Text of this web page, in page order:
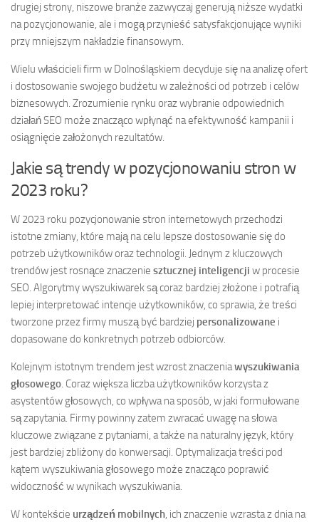
drugiej strony, niszowe branże zazwyczaj generują niższe wydatki
na pozycjonowanie, ale i mogą przynieść satysfakcjonujące wyniki
przy mniejszym nakładzie finansowym.
Wielu właścicieli firm w Dolnośląskiem decyduje się na analizę ofert
i dostosowanie swojego budżetu w zależności od potrzeb i celów
biznesowych. Zrozumienie rynku oraz wybranie odpowiednich
działań SEO może znacząco wpłynąć na efektywność kampanii i
osiągnięcie założonych rezultatów.
Jakie są trendy w pozycjonowaniu stron w
2023 roku?
W 2023 roku pozycjonowanie stron internetowych przechodzi
istotne zmiany, które mają na celu lepsze dostosowanie się do
potrzeb użytkowników oraz technologii. Jednym z kluczowych
trendów jest rosnące znaczenie sztucznej inteligencji w procesie
SEO. Algorytmy wyszukiwarek są coraz bardziej złożone i potrafią
lepiej interpretować intencje użytkowników, co sprawia, że treści
tworzone przez firmy muszą być bardziej personalizowane i
dopasowane do konkretnych potrzeb odbiorców.
Kolejnym istotnym trendem jest wzrost znaczeniawyszukiwania
głosowego. Coraz większa liczba użytkowników korzysta z
asystentów głosowych, co wpływa na sposób, w jaki formułowane
są zapytania. Firmy powinny zatem zwracać uwagę na słowa
kluczowe związane z pytaniami, a także na naturalny język, który
jest bardziej zbliżony do konwersacji. Optymalizacja treści pod
kątem wyszukiwania głosowego może znacząco poprawić
widoczność w wynikach wyszukiwania.
W kontekście urządzeń mobilnych, ich znaczenie wzrasta z dnia na